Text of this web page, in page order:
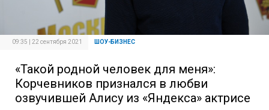
09:35 | 22 сентября 2021 ШОУ-БИЗНЕС
«Такой родной человек для меня»:
Корчевников признался в любви
озвучившей Алису из «Яндекса» актрисе